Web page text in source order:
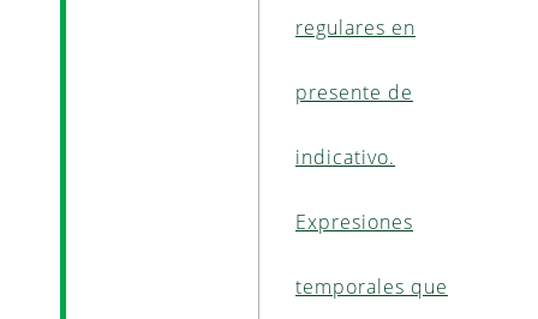
regulares en
presente de
indicativo.
Expresiones
temporales que